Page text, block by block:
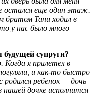
остался еще один этаж.
братом Тани ходил в
у нас было много
супруги?
я прилетел в
и как-то быстро
родился ребенок — дочь
нашей дочке исполнится